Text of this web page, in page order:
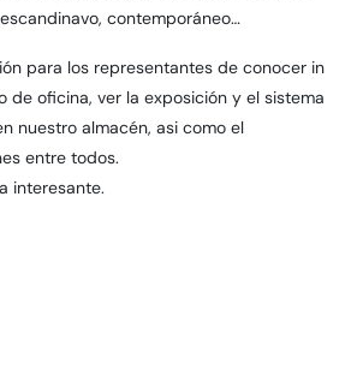
contemporáneo…
para los representantes de conocer in
de oficina, ver la exposición y el sistema
nuestro almacén, asi como el
entre todos.
interesante.